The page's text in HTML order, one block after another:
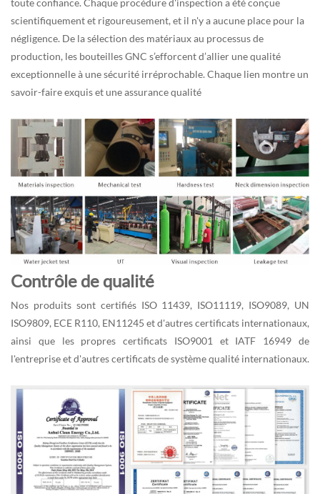
scientifiquement et rigoureusement, et il n'y a aucune place pour la
négligence. De la sélection des matériaux au processus de
production, les bouteilles GNC s’efforcent d’allier une qualité
exceptionnelle à une sécurité irréprochable. Chaque lien montre un
savoir-faire exquis et une assurance qualité
Contrôle de qualité
Nos produits sont certifiés ISO 11439, ISO11119, ISO9089, UN
ISO9809, ECE R110, EN11245 et d'autres certificats internationaux,
ainsi que les propres certificats ISO9001 et IATF 16949 de
l'entreprise et d'autres certificats de système qualité internationaux.